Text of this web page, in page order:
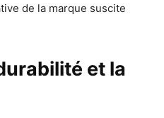
de la marque suscite
et la